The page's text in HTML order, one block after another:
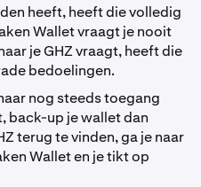
heeft, heeft die volledig
Wallet vraagt je nooit
je GHZ vraagt, heeft die
bedoelingen.
nog steeds toegang
back-up je wallet dan
terug te vinden, ga je naar
Wallet en je tikt op